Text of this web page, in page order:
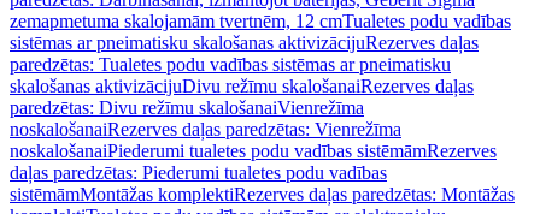
zemapmetuma skalojamām tvertnēm, 12 cmTualetes podu vadības
sistēmas ar pneimatisku skalošanas aktivizācijuRezerves daļas
paredzētas: Tualetes podu vadības sistēmas ar pneimatisku
skalošanas aktivizācijuDivu režīmu skalošanaiRezerves daļas
paredzētas: Divu režīmu skalošanaiVienrežīma
noskalošanaiRezerves daļas paredzētas: Vienrežīma
noskalošanaiPiederumi tualetes podu vadības sistēmāmRezerves
daļas paredzētas: Piederumi tualetes podu vadības
sistēmāmMontāžas komplektiRezerves daļas paredzētas: Montāžas